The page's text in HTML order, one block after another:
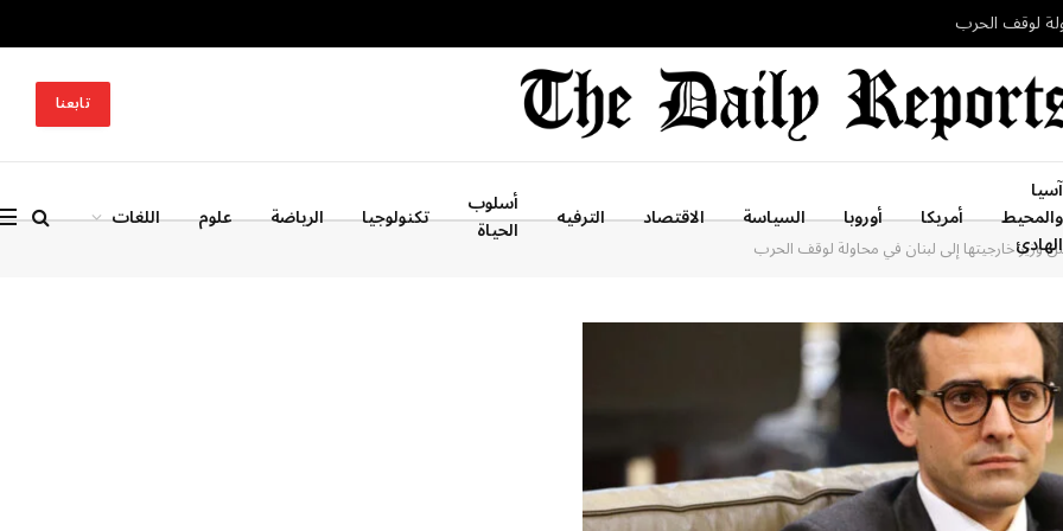
لوقف الحرب
تابعنا
آسيا
والمحيط
الهادئ
أمريكا أوروبا السياسة الاقتصاد الترفيه أسلوب
الحياة تكنولوجيا الرياضة علوم اللغات
وزير خارجيتها إلى لبنان في محاولة لوقف الحرب